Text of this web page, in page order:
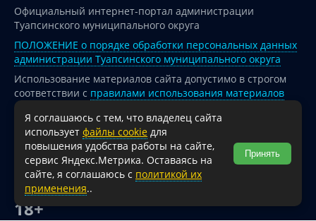
Официальный интернет-портал администрации
Туапсинского муниципального округа
ПОЛОЖЕНИЕ о порядке обработки персональных данных
администрации Туапсинского муниципального округа
Использование материалов сайта допустимо в строгом
соответствии с правилами использования материалов
опубликованных на сайте
При перепечатке и использовании информации ссылка
на источник обязательна.
Для сайтов и страниц сети Интернет обязательна
активная гиперссылка на официальный интернет-портал
администрации Туапсинского муниципального округа.
18+
Я соглашаюсь с тем, что владелец сайта
использует файлы cookie для
повышения удобства работы на сайте,
сервис Яндекс.Метрика. Оставаясь на
сайте, я соглашаюсь с политикой их
применения..
Принять